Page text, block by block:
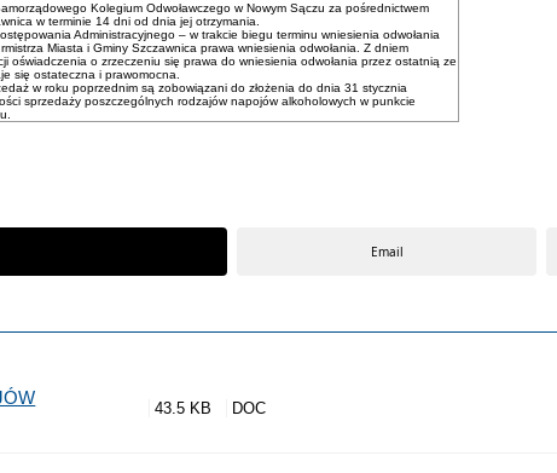
Kolegium Odwoławczego w Nowym Sączu za pośrednictwem
w terminie 14 dni od dnia jej otrzymania.
Administracyjnego – w trakcie biegu terminu wniesienia odwołania
Miasta i Gminy Szczawnica prawa wniesienia odwołania. Z dniem
oświadczenia o zrzeczeniu się prawa do wniesienia odwołania przez ostatnią ze
się ostateczna i prawomocna.
w roku poprzednim są zobowiązani do złożenia do dnia 31 stycznia
sprzedaży poszczególnych rodzajów napojów alkoholowych w punkcie
Email
43.5 KB